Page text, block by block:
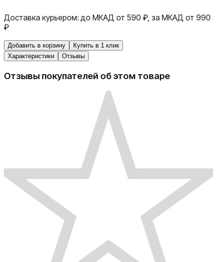
Доставка курьером: до МКАД от 590 ₽, за МКАД от 990
₽
Добавить в корзину
Купить в 1 клик
Характеристики
Отзывы
Отзывы покупателей об этом товаре